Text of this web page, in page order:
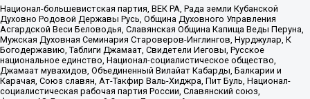
Национал-большевистская партия, ВЕК РА, Рада земли Кубанской
Духовно Родовой Державы Русь, Община Духовного Управления
Асгардской Веси Беловодья, Славянская Община Капища Веды Перуна,
Мужская Духовная Семинария Староверов-Инглингов, Нурджулар, К
Богодержавию, Таблиги Джамаат, Свидетели Иеговы, Русское
национальное единство, Национал-социалистическое общество,
Джамаат мувахидов, Объединенный Вилайат Кабарды, Балкарии и
Карачая, Союз славян, Ат-Такфир Валь-Хиджра, Пит Буль, Национал-
социалистическая рабочая партия России, Славянский союз,